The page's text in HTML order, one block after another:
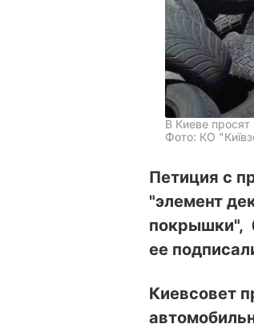
В Киеве
Фото: КО
Петиция с
"элемент
покрышки",
ее
Киевсовет